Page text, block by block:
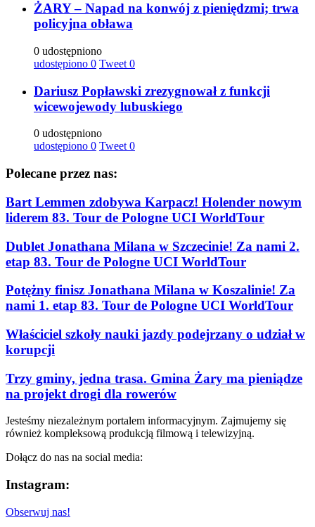
ŻARY – Napad na konwój z pieniędzmi; trwa
policyjna obława
0 udostępniono
udostępiono 0 Tweet 0
Dariusz Popławski zrezygnował z funkcji
wicewojewody lubuskiego
0 udostępniono
udostępiono 0 Tweet 0
Polecane przez nas:
Bart Lemmen zdobywa Karpacz! Holender nowym
liderem 83. Tour de Pologne UCI WorldTour
Dublet Jonathana Milana w Szczecinie! Za nami 2.
etap 83. Tour de Pologne UCI WorldTour
Potężny finisz Jonathana Milana w Koszalinie! Za
nami 1. etap 83. Tour de Pologne UCI WorldTour
Właściciel szkoły nauki jazdy podejrzany o udział w
korupcji
Trzy gminy, jedna trasa. Gmina Żary ma pieniądze
na projekt drogi dla rowerów
Jesteśmy niezależnym portalem informacyjnym. Zajmujemy się
również kompleksową produkcją filmową i telewizyjną.
Dołącz do nas na social media:
Instagram:
Obserwuj nas!